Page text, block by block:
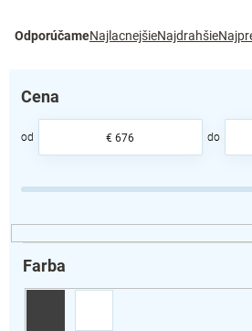
a
n
e
d
u
OdporúčameNajlacnejšieNajdrahšie
Cena
€676
Farba